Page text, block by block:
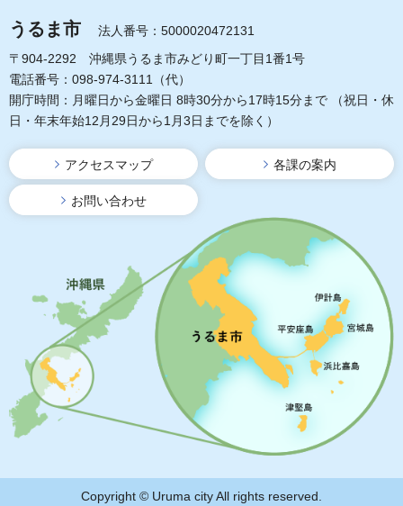
うるま市
法人番号：5000020472131
〒904-2292 沖縄県うるま市みどり町一丁目1番1号
電話番号：098-974-3111（代）
開庁時間：月曜日から金曜日 8時30分から17時15分まで
（祝日・休
日・年末年始12月29日から1月3日までを除く）
アクセスマップ 各課の案内
お問い合わせ
Copyright © Uruma city All rights reserved.